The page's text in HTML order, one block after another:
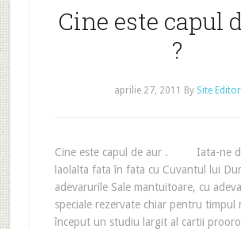
Cine este capul
?
aprilie 27, 2011 By Site Editor
Cine este capul de aur . Iata-ne
laolalta fata în fata cu Cuvantul lui
adevarurile Sale mantuitoare, cu
speciale rezervate chiar pentru timpul
început un studiu largit al cartii